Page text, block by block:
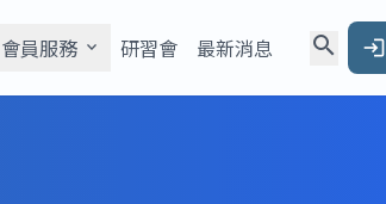
會員服務 expand_more 研習會 最新消息 search login